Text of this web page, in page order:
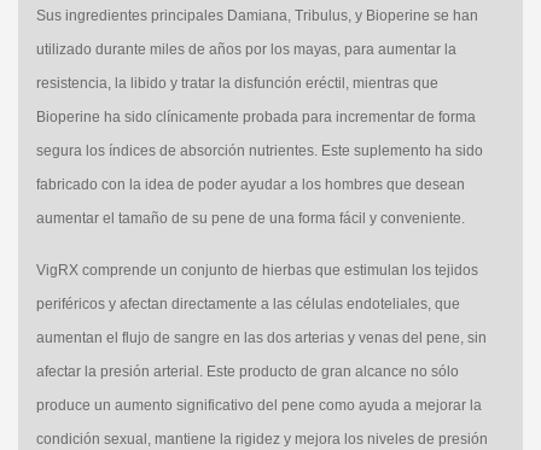
Sus ingredientes principales Damiana, Tribulus, y Bioperine se han
utilizado durante miles de años por los mayas, para aumentar la
resistencia, la libido y tratar la disfunción eréctil, mientras que
Bioperine ha sido clínicamente probada para incrementar de forma
segura los índices de absorción nutrientes. Este suplemento ha sido
fabricado con la idea de poder ayudar a los hombres que desean
aumentar el tamaño de su pene de una forma fácil y conveniente.
VigRX comprende un conjunto de hierbas que estimulan los tejidos
periféricos y afectan directamente a las células endoteliales, que
aumentan el flujo de sangre en las dos arterias y venas del pene, sin
afectar la presión arterial. Este producto de gran alcance no sólo
produce un aumento significativo del pene como ayuda a mejorar la
condición sexual, mantiene la rigidez y mejora los niveles de presión